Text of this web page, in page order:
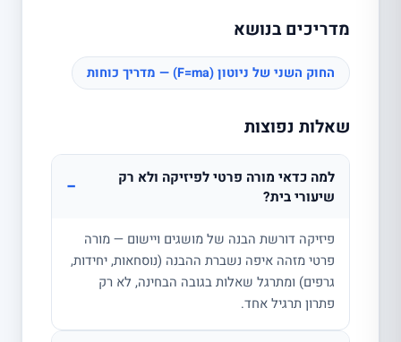
מדריכים בנושא
החוק השני של ניוטון (F=ma) — מדריך כוחות
שאלות נפוצות
למה כדאי מורה פרטי לפיזיקה ולא רק
שיעורי בית?
−
פיזיקה דורשת הבנה של מושגים ויישום — מורה
פרטי מזהה איפה נשברת ההבנה (נוסחאות, יחידות,
גרפים) ומתרגל שאלות בגובה הבחינה, לא רק
פתרון תרגיל אחד.